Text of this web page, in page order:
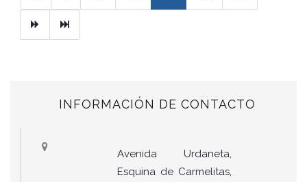
Ultimo
INFORMACIÓN DE CONTACTO
Avenida Urdaneta,
Esquina de Carmelitas,